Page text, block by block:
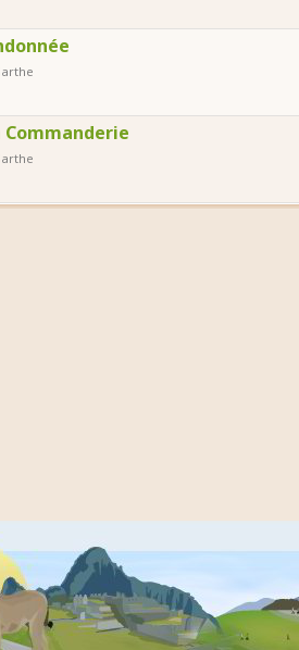
Commanderie